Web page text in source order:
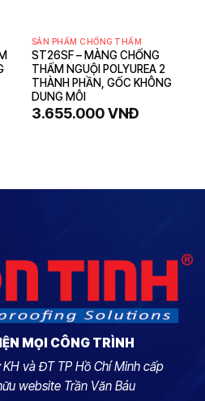
SẢN PHẨM CHỐNG THẤM
ST26SF – MÀNG CHỐNG
THẤM NGUỘI POLYUREA 2
THÀNH PHẦN, GỐC KHÔNG
DUNG MÔI
3.655.000VNĐ
MỌI CÔNG TRÌNH
KH và ĐT TP Hồ Chí Minh cấp
website Trần Văn Báu